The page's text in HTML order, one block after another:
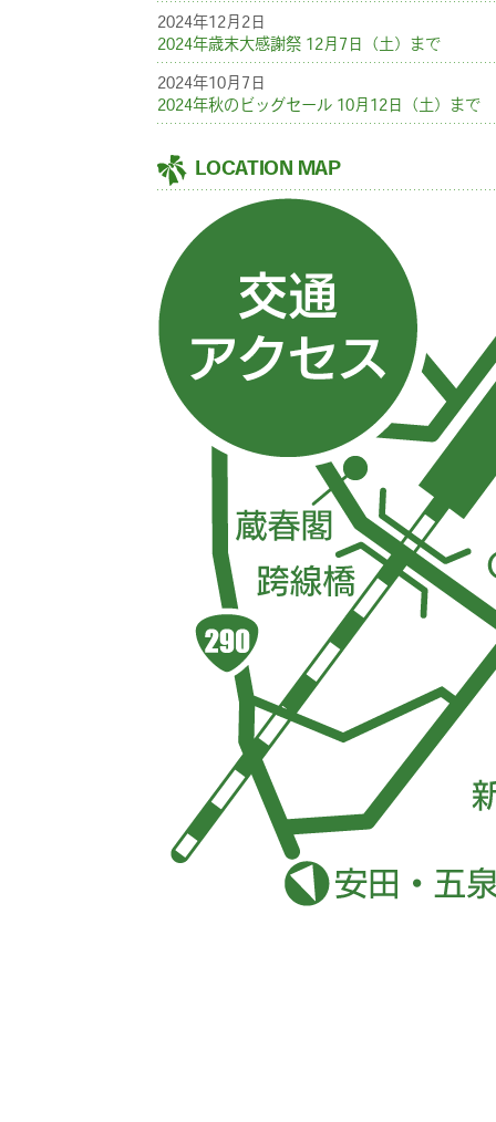
2024年12月2日
2024年歳末大感謝祭 12月7日（土）まで
2024年10月7日
2024年秋のビッグセール 10月12日（土）まで
LOCATION MAP